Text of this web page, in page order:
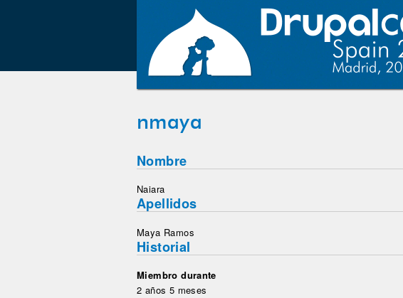
nmaya
Nombre
Naiara
Apellidos
Maya Ramos
Historial
Miembro durante
2 años 5 meses